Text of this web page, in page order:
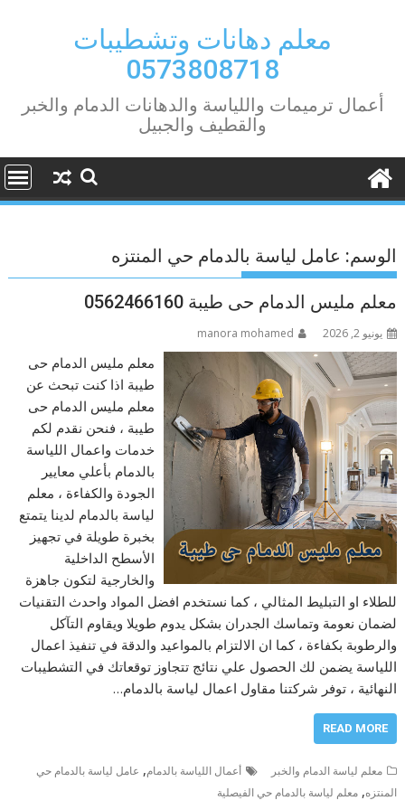
معلم دهانات وتشطيبات
0573808718
أعمال ترميمات واللياسة والدهانات الدمام والخبر
والقطيف والجبيل
الوسم: عامل لياسة بالدمام حي المنتزه
معلم مليس الدمام حى طيبة 0562466160
يونيو 2, 2026 manora mohamed
معلم مليس الدمام حى
طيبة اذا كنت تبحث عن
معلم مليس الدمام حى
طيبة ، فنحن نقدم لكم
خدمات واعمال اللياسة
بالدمام بأعلي معايير
الجودة والكفاءة ، معلم
لياسة بالدمام لدينا يتمتع
بخبرة طويلة في تجهيز
الأسطح الداخلية
والخارجية لتكون جاهزة
للطلاء او التبليط المثالي ، كما نستخدم افضل المواد واحدث التقنيات
لضمان نعومة وتماسك الجدران بشكل يدوم طويلا ويقاوم التآكل
والرطوبة بكفاءة ، كما ان الالتزام بالمواعيد والدقة في تنفيذ اعمال
اللياسة يضمن لك الحصول علي نتائج تتجاوز توقعاتك في التشطيبات
النهائية ، توفر شركتنا مقاول اعمال لياسة بالدمام…
READ MORE
معلم لياسة الدمام والخبر أعمال اللياسة بالدمام, عامل لياسة بالدمام حي
المنتزه,معلم لياسة بالدمام حي الفيصلية